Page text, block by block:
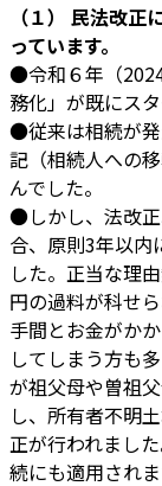
（１） 民法改
っています。
●令和６年（
務化」が既にス
●従来は相続が
記（相続人への
んでした。
●しかし、法改
合、原則3年以内
した。正当な理
円の過料が科せ
手間とお金がか
してしまう方も
が祖父母や曽祖
し、所有者不明
正が行われまし
続にも適用されま